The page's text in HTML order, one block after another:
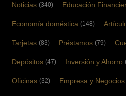
Noticias (340) Educación
Economía doméstica (148)
Tarjetas (83) Préstamos (79)
Depósitos (47) Inversión y Ahorro
Oficinas (32) Empresa y Negocios